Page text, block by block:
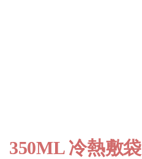
350ML 冷熱敷袋